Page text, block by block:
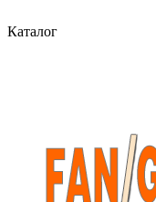
Каталог